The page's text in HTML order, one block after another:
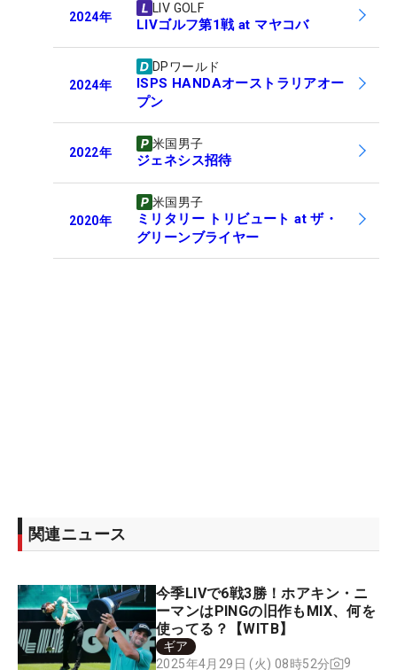
2024年
LIV GOLF
LIVゴルフ第1戦 at マヤコバ
2024年
DPワールド
ISPS HANDAオーストラリアオー
プン
2022年
米国男子
ジェネシス招待
2020年
米国男子
ミリタリー トリビュート at ザ・
グリーンブライヤー
関連ニュース
今季LIVで6戦3勝！ホアキン・ニ
ーマンはPINGの旧作もMIX、何を
使ってる？【WITB】
ギア
2025年4月29日 (火) 08時52分
9